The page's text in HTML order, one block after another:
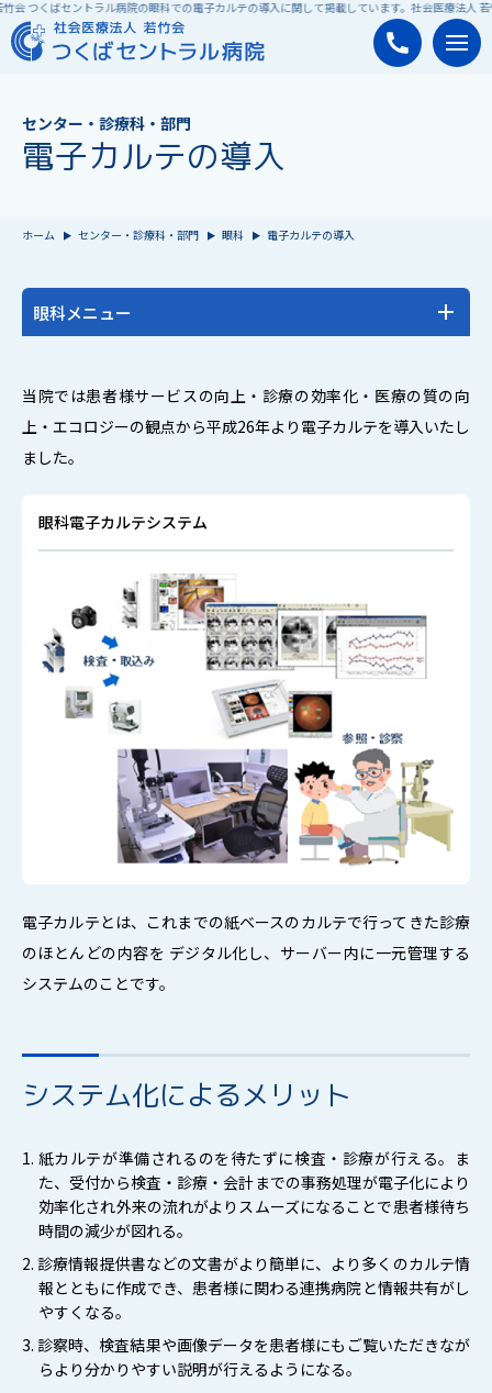
会 つくばセントラル病院の眼科での電子カルテの導入に関して掲載しています。 社会医療法人
センター・診療科・部門
電子カルテの導入
ホーム センター・診療科・部門 眼科 電子カルテの導入
眼科メニュー
新しい光干渉断層血管撮影の導入とその有用性
新しい低加入度数分節眼内レンズ挿入術後成績
超広角走査レーザー検眼鏡（optos）の導入
ロービジョン外来
夜盲と視野狭窄に特化した暗所視支援眼鏡
白内障手術の進歩について
最近の眼内レンズについて
白内障術後屈折誤差の軽減を目指して
眼内レンズに関するQ&A
当院では患者様サービスの向上・診療の効率化・医療の質の向
上・エコロジーの観点から平成26年より電子カルテを導入いたし
ました。
眼科電子カルテシステム
電子カルテとは、これまでの紙ベースのカルテで行ってきた診療
のほとんどの内容を デジタル化し、サーバー内に一元管理する
システムのことです。
システム化によるメリット
1. 紙カルテが準備されるのを待たずに検査・診療が行える。ま
た、受付から検査・診療・会計までの事務処理が電子化により
効率化され外来の流れがよりスムーズになることで患者様待ち
時間の減少が図れる。
2. 診療情報提供書などの文書がより簡単に、より多くのカルテ情
報とともに作成でき、患者様に関わる連携病院と情報共有がし
やすくなる。
3. 診察時、検査結果や画像データを患者様にもご覧いただきなが
らより分かりやすい説明が行えるようになる。